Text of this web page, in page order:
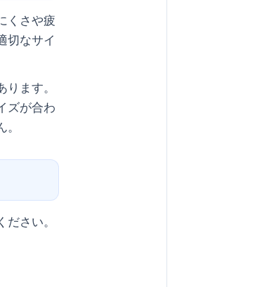
くさや疲
切なサイ
ます。
ズが合わ
さい。